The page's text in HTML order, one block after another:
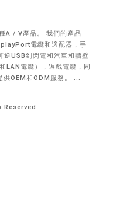
A / V產品。 我們的產品
電纜和適配器，手
逆USB到閃電和汽車和牆壁
LAN電纜），遊戲電纜，同
供OEM和ODM服務。 ...